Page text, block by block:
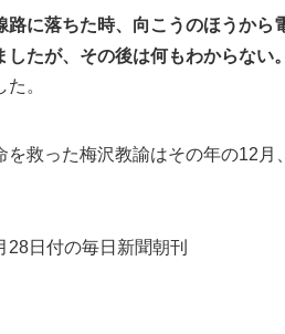
路に落ちた時、向こうのほうから
したが、その後は何もわからない
。
救った梅沢教諭はその年の12月、
日付の毎日新聞朝刊